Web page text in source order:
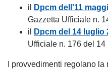
il
Dpcm dell'11
Gazzetta Ufficiale n.
il
Dpcm del 14 luglio
Ufficiale n. 176 del 14
I provvedimenti regolano